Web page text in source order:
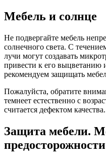
Мебель и солнце
Не подвергайте мебель
солнечного света. С
лучи могут создавать
привести к его
рекомендуем защищать
Пожалуйста, обратите
темнеет естественно с
считается дефектом качества.
Защита мебели.